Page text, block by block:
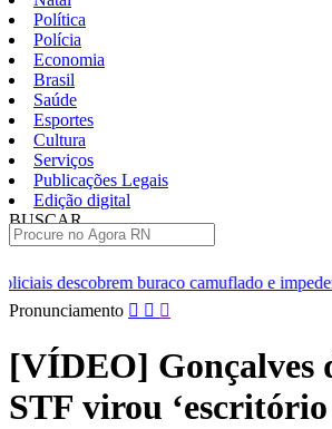
Política
Polícia
Economia
Brasil
Saúde
Esportes
Cultura
Serviços
Publicações Legais
Edição digital
BUSCAR
camuflado e impedem fuga em cadeia de
Pular
conteúdo
Pronunciamento
[VÍDEO] Gonçalves
STF virou